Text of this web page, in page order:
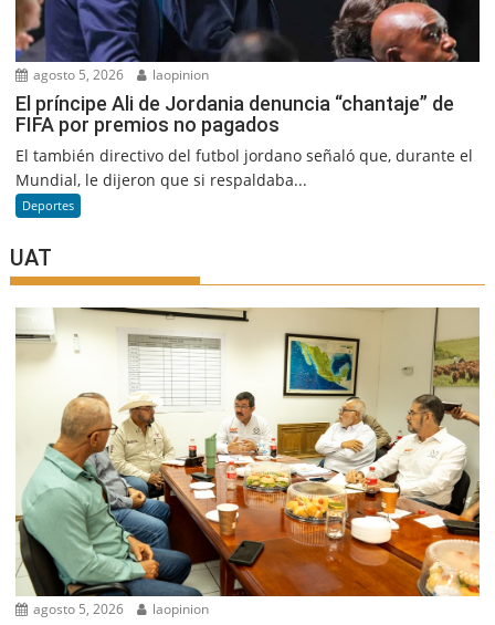
agosto 5, 2026 laopinion
El príncipe Ali de Jordania denuncia “chantaje” de
FIFA por premios no pagados
El también directivo del futbol jordano señaló que, durante el
Mundial, le dijeron que si respaldaba...
Deportes
UAT
agosto 5, 2026 laopinion